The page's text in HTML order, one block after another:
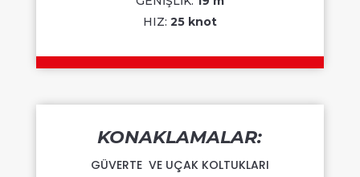
HIZ: 25 knot
KONAKLAMALAR:
GÜVERTE VE UÇAK KOLTUKLARI